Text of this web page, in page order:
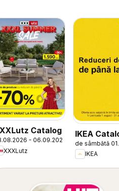
Catalog
- 06.09.2026
XXXLutz
IKEA
de sâmbătă
IKEA